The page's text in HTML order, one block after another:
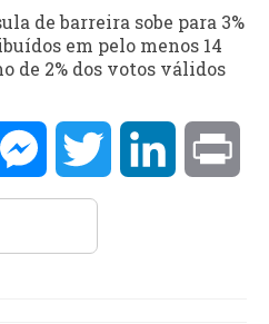
de barreira sobe para 3%
em pelo menos 14
de 2% dos votos válidos
MessengerTwitter LinkedIn